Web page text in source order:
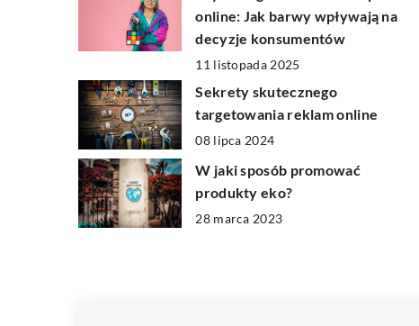
online: Jak barwy wpływają na
decyzje konsumentów
11 listopada 2025
Sekrety skutecznego
targetowania reklam online
08 lipca 2024
W jaki sposób promować
produkty eko?
28 marca 2023